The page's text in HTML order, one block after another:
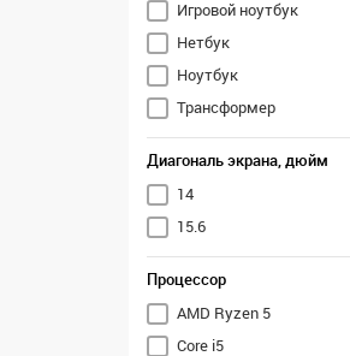
Игровой ноутбук
Нетбук
Ноутбук
Трансформер
Диагональ экрана, дюйм
14
15.6
Процессор
AMD Ryzen 5
Core i5